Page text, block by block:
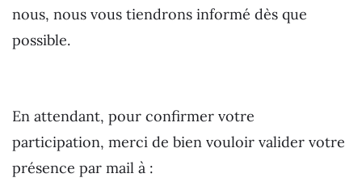
nous, nous vous tiendrons informé dès que
possible.
En attendant, pour confirmer votre
participation, merci de bien vouloir valider votre
présence par mail à :